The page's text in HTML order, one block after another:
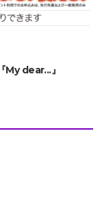
dear...』